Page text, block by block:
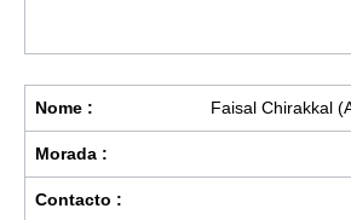
Nome : Faisal Chirakkal
Morada :
Contacto :